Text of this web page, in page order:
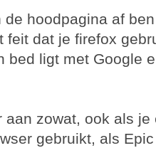
hoodpagina af
feit dat je firefox
bed ligt met Google
aan zowat, ook als
gebruikt, als